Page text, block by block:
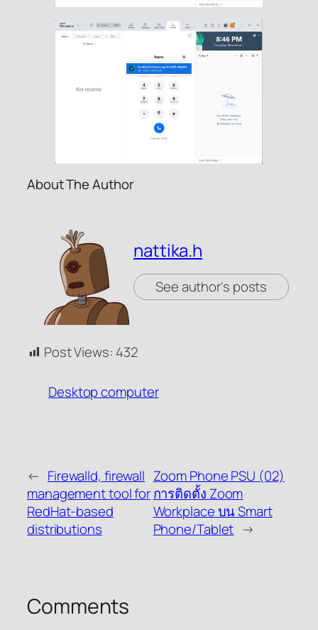
About The Author
nattika.h
See author's posts
Post Views: 432
Desktop computer
← Firewalld, firewall
management tool for
RedHat-based
distributions
Zoom Phone PSU (02)
การติดตั้ง Zoom
Workplace บน Smart
Phone/Tablet →
Comments